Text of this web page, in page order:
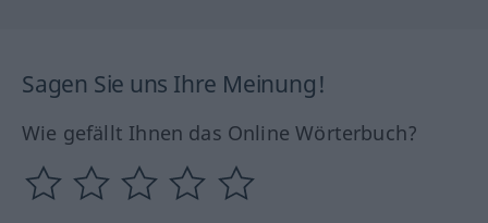
Sagen Sie uns Ihre Meinung!
Wie gefällt Ihnen das Online Wörterbuch?